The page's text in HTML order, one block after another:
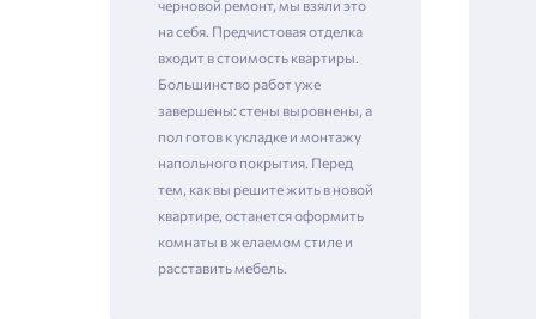
черновой ремонт, мы взяли это
на себя. Предчистовая отделка
входит в стоимость квартиры.
Большинство работ уже
завершены: стены выровнены, а
пол готов к укладке и монтажу
напольного покрытия. Перед
тем, как вы решите жить в новой
квартире, останется оформить
комнаты в желаемом стиле и
расставить мебель.